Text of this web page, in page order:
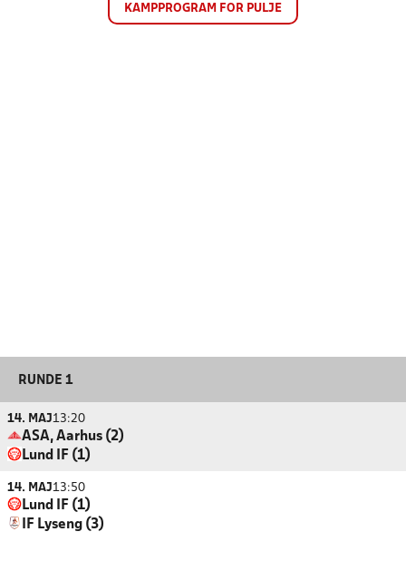
KAMPPROGRAM FOR PULJE
RUNDE 1
14. MAJ13:20
ASA, Aarhus (2)
Lund IF (1)
14. MAJ13:50
Lund IF (1)
IF Lyseng (3)